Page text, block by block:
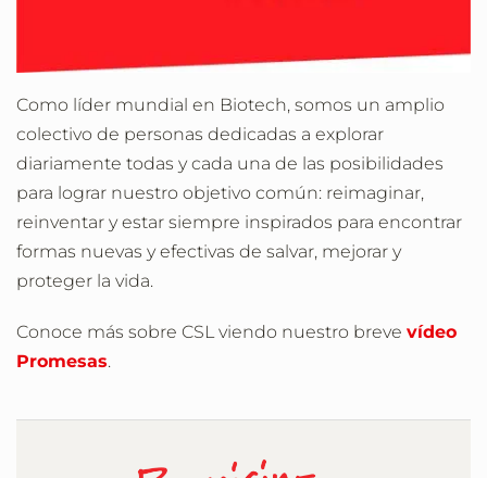
Como lí­der mundial en Biotech, somos un amplio
colectivo de personas dedicadas a explorar
diariamente todas y cada una de las posibilidades
para lograr nuestro objetivo común: reimaginar,
reinventar y estar siempre inspirados para encontrar
formas nuevas y efectivas de salvar, mejorar y
proteger la vida.
Conoce más sobre CSL viendo nuestro breve vídeo
Promesas.